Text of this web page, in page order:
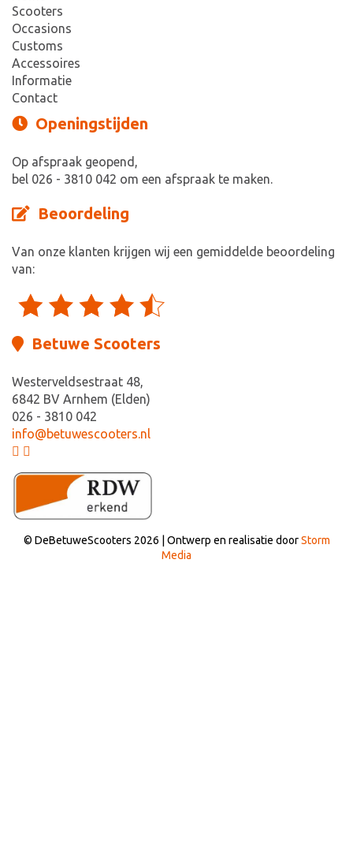
Scooters
Occasions
Customs
Accessoires
Informatie
Contact
Openingstijden
Op afspraak geopend,
bel 026 - 3810 042 om een afspraak te maken.
Beoordeling
Van onze klanten krijgen wij een gemiddelde beoordeling
van:
Betuwe Scooters
Westerveldsestraat 48,
6842 BV Arnhem (Elden)
026 - 3810 042
info@betuwescooters.nl
© DeBetuweScooters 2026 | Ontwerp en realisatie doorStorm
Media